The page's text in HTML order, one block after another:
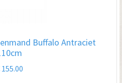
Buffalo Antraciet
155.00